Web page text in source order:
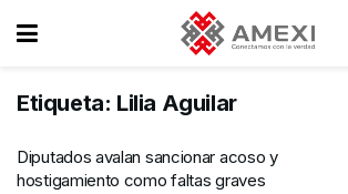
Etiqueta: Lilia Aguilar
Diputados avalan sancionar acoso y
hostigamiento como faltas graves